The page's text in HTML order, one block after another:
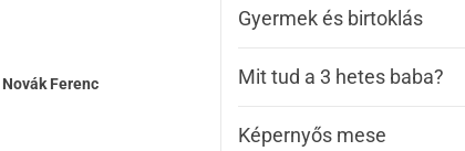
Novák Ferenc
Gyermek és birtoklás
Mit tud a 3 hetes baba?
Képernyős mese